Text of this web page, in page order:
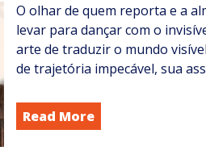
O olhar de quem reporta e a
levar para dançar com o
arte de traduzir o mundo
de trajetória impecável, sua
Read More